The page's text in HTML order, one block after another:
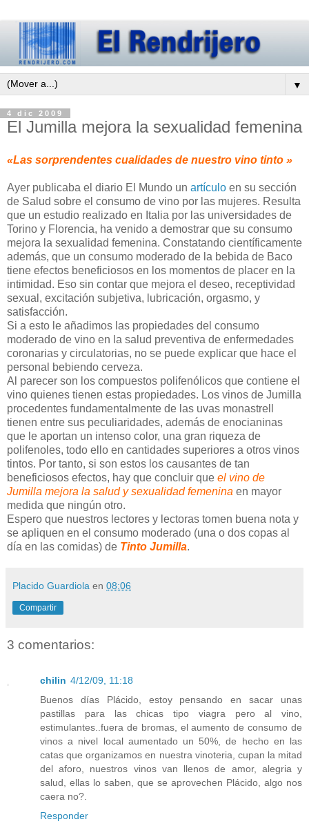
▼
4 dic 2009
El Jumilla mejora la sexualidad femenina
«Las sorprendentes cualidades de nuestro vino tinto »
Ayer publicaba el diario El Mundo un artículo en su sección
de Salud sobre el consumo de vino por las mujeres. Resulta
que un estudio realizado en Italia por las universidades de
Torino y Florencia, ha venido a demostrar que su consumo
mejora la sexualidad femenina. Constatando científicamente
además, que un consumo moderado de la bebida de Baco
tiene efectos beneficiosos en los momentos de placer en la
intimidad. Eso sin contar que mejora el deseo, receptividad
sexual, excitación subjetiva, lubricación, orgasmo, y
satisfacción.
Si a esto le añadimos las propiedades del consumo
moderado de vino en la salud preventiva de enfermedades
coronarias y circulatorias, no se puede explicar que hace el
personal bebiendo cerveza.
Al parecer son los compuestos polifenólicos que contiene el
vino quienes tienen estas propiedades. Los vinos de Jumilla
procedentes fundamentalmente de las uvas monastrell
tienen entre sus peculiaridades, además de enocianinas
que le aportan un intenso color, una gran riqueza de
polifenoles, todo ello en cantidades superiores a otros vinos
tintos. Por tanto, si son estos los causantes de tan
beneficiosos efectos, hay que concluir que el vino de
Jumilla mejora la salud y sexualidad femenina en mayor
medida que ningún otro.
Espero que nuestros lectores y lectoras tomen buena nota y
se apliquen en el consumo moderado (una o dos copas al
día en las comidas) de Tinto Jumilla.
Placido Guardiola en 08:06
Compartir
3 comentarios:
chilin 4/12/09, 11:18
Buenos días Plácido, estoy pensando en sacar unas
pastillas para las chicas tipo viagra pero al vino,
estimulantes..fuera de bromas, el aumento de consumo de
vinos a nivel local aumentado un 50%, de hecho en las
catas que organizamos en nuestra vinoteria, cupan la mitad
del aforo, nuestros vinos van llenos de amor, alegria y
salud, ellas lo saben, que se aprovechen Plácido, algo nos
caera no?.
Responder